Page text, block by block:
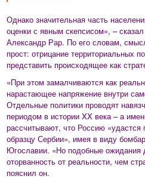
Однако значительная часть
оценки с явным скепсисом», –
Александр Рар. По его словам,
прост: отрицание территориальных
представить происходящее как
«При этом замалчиваются как
нарастающее напряжение внутри
Отдельные политики проводят
периодом в истории XX века – а
рассчитывают, что Россию «удастся
образцу Сербии», имея в виду
Югославии. «Но подобные ожидания
оторванность от реальности, чем
пояснил он.